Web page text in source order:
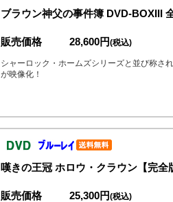
ブラウン神父の事件簿 DVD-BOXIII
販売価格 28,600円(税込)
シャーロック・ホームズシリーズと並び称さ
が映像化！
嘆きの王冠 ホロウ・クラウン【完
販売価格 25,300円(税込)